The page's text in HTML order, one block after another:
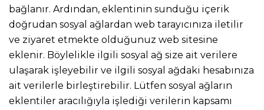
bağlanır. Ardından, eklentinin sunduğu içerik
doğrudan sosyal ağlardan web tarayıcınıza iletilir
ve ziyaret etmekte olduğunuz web sitesine
eklenir. Böylelikle ilgili sosyal ağ size ait verilere
ulaşarak işleyebilir ve ilgili sosyal ağdaki hesabınıza
ait verilerle birleştirebilir. Lütfen sosyal ağların
eklentiler aracılığıyla işlediği verilerin kapsamı